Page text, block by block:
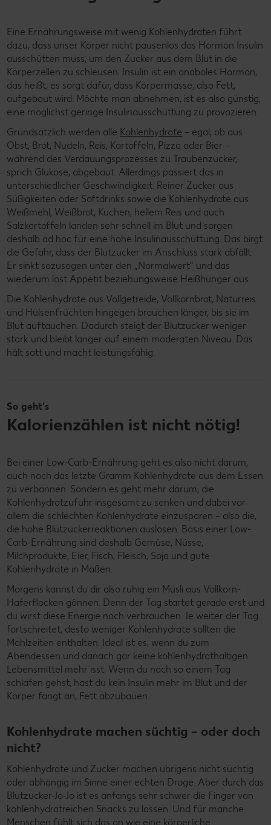
Eine Ernährungsweise mit wenig Kohlenhydraten führt
dazu, dass unser Körper nicht pausenlos das Hormon Insulin
ausschütten muss, um den Zucker aus dem Blut in die
Körperzellen zu schleusen. Insulin ist ein anaboles Hormon,
das heißt, es sorgt dafür, dass Körpermasse, also Fett,
aufgebaut wird. Möchte man abnehmen, ist es also günstig,
eine möglichst geringe Insulinausschüttung zu provozieren.
Grundsätzlich werden alle Kohlenhydrate – egal, ob aus
Obst, Brot, Nudeln, Reis, Kartoffeln, Pizza oder Bier –
während des Verdauungsprozesses zu Traubenzucker,
sprich Glukose, abgebaut. Allerdings passiert das in
unterschiedlicher Geschwindigkeit. Reiner Zucker aus
Süßigkeiten oder Softdrinks sowie die Kohlenhydrate aus
Weißmehl, Weißbrot, Kuchen, hellem Reis und auch
Salzkartoffeln landen sehr schnell im Blut und sorgen
deshalb ad hoc für eine hohe Insulinausschüttung. Das birgt
die Gefahr, dass der Blutzucker im Anschluss stark abfällt.
Er sinkt sozusagen unter den „Normalwert“ und das
wiederum löst Appetit beziehungsweise Heißhunger aus.
Die Kohlenhydrate aus Vollgetreide, Vollkornbrot, Naturreis
und Hülsenfrüchten hingegen brauchen länger, bis sie im
Blut auftauchen. Dadurch steigt der Blutzucker weniger
stark und bleibt länger auf einem moderaten Niveau. Das
hält satt und macht leistungsfähig.
So geht's
Kalorienzählen ist nicht nötig!
Bei einer Low-Carb-Ernährung geht es also nicht darum,
auch noch das letzte Gramm Kohlenhydrate aus dem Essen
zu verbannen. Sondern es geht mehr darum, die
Kohlenhydratzufuhr insgesamt zu senken und dabei vor
allem die schlechten Kohlenhydrate einzusparen – also die,
die hohe Blutzuckerreaktionen auslösen. Basis einer Low-
Carb-Ernährung sind deshalb Gemüse, Nüsse,
Milchprodukte, Eier, Fisch, Fleisch, Soja und gute
Kohlenhydrate in Maßen.
Morgens kannst du dir also ruhig ein Müsli aus Vollkorn-
Haferflocken gönnen. Denn der Tag startet gerade erst und
du wirst diese Energie noch verbrauchen. Je weiter der Tag
fortschreitet, desto weniger Kohlenhydrate sollten die
Mahlzeiten enthalten. Ideal ist es, wenn du zum
Abendessen und danach gar keine kohlenhydrathaltigen
Lebensmittel mehr isst. Wenn du nach so einem Tag
schlafen gehst, hast du kein Insulin mehr im Blut und der
Körper fängt an, Fett abzubauen.
Kohlenhydrate machen süchtig – oder doch
nicht?
Kohlenhydrate und Zucker machen übrigens nicht süchtig
oder abhängig im Sinne einer echten Droge. Aber durch das
Blutzucker-Jo-Jo ist es anfangs sehr schwer die Finger von
kohlenhydratreichen Snacks zu lassen. Und für manche
Menschen fühlt sich das an wie eine körperliche